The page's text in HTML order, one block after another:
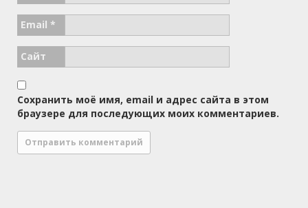
Email *
Сайт
Сохранить моё имя, email и адрес сайта в этом
браузере для последующих моих комментариев.